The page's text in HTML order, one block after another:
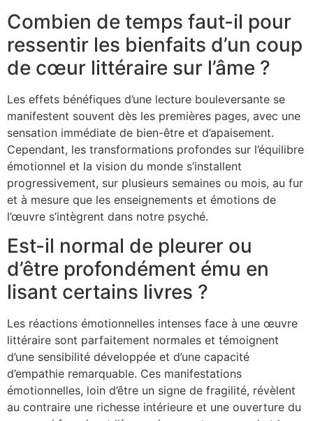
Combien de temps faut-il pour
ressentir les bienfaits d’un coup
de cœur littéraire sur l’âme ?
Les effets bénéfiques d’une lecture bouleversante se
manifestent souvent dès les premières pages, avec une
sensation immédiate de bien-être et d’apaisement.
Cependant, les transformations profondes sur l’équilibre
émotionnel et la vision du monde s’installent
progressivement, sur plusieurs semaines ou mois, au fur
et à mesure que les enseignements et émotions de
l’œuvre s’intègrent dans notre psyché.
Est-il normal de pleurer ou
d’être profondément ému en
lisant certains livres ?
Les réactions émotionnelles intenses face à une œuvre
littéraire sont parfaitement normales et témoignent
d’une sensibilité développée et d’une capacité
d’empathie remarquable. Ces manifestations
émotionnelles, loin d’être un signe de fragilité, révèlent
au contraire une richesse intérieure et une ouverture du